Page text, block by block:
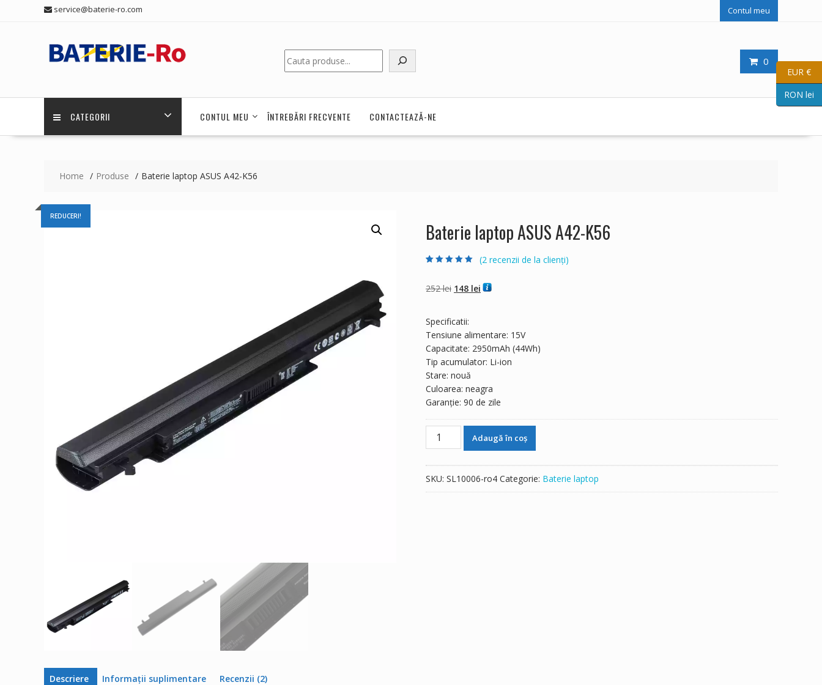
service@baterie-ro.com Contul meu
0
Caută
CATEGORII CONTUL MEU ÎNTREBĂRI FRECVENTE CONTACTEAZĂ-NE
Home Produse Baterie laptop ASUS A42-K56
REDUCERI!
Baterie laptop ASUS A42-K56
evaluări de la
clienți
(2 recenzii de la clienți)
252lei Prețul
fost:
252 lei.
148 lei Prețul
Specificatii:
Tensiune alimentare: 15V
Capacitate: 2950mAh (44Wh)
Tip acumulator: Li-ion
Stare: nouă
Culoarea: neagra
Garanție: 90 de zile
Cantitate
Baterie
A42-
Adaugă în coș
SKU: SL10006-ro4 Categorie: Baterie laptop
Descriere Informații suplimentare Recenzii (2)
EUR €
RON lei